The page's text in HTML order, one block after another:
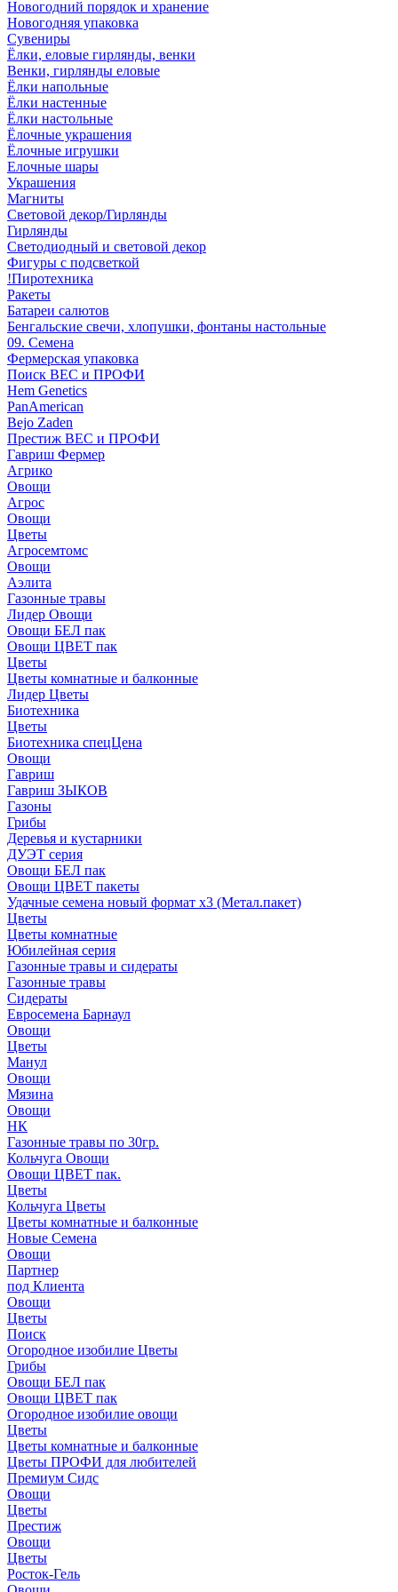
Новогодний порядок и хранение
Новогодняя упаковка
Сувениры
Ёлки, еловые гирлянды, венки
Венки, гирлянды еловые
Ёлки напольные
Ёлки настенные
Ёлки настольные
Ёлочные украшения
Ёлочные игрушки
Елочные шары
Украшения
Магниты
Световой декор/Гирлянды
Гирлянды
Светодиодный и световой декор
Фигуры с подсветкой
!Пиротехника
Ракеты
Батареи салютов
Бенгальские свечи, хлопушки, фонтаны настольные
09. Семена
Фермерская упаковка
Поиск ВЕС и ПРОФИ
Hem Genetics
PanAmerican
Bejo Zaden
Престиж ВЕС и ПРОФИ
Гавриш Фермер
Агрико
Овощи
Агрос
Овощи
Цветы
Агросемтомс
Овощи
Аэлита
Газонные травы
Лидер Овощи
Овощи БЕЛ пак
Овощи ЦВЕТ пак
Цветы
Цветы комнатные и балконные
Лидер Цветы
Биотехника
Цветы
Биотехника спецЦена
Овощи
Гавриш
Гавриш ЗЫКОВ
Газоны
Грибы
Деревья и кустарники
ДУЭТ серия
Овощи БЕЛ пак
Овощи ЦВЕТ пакеты
Удачные семена новый формат х3 (Метал.пакет)
Цветы
Цветы комнатные
Юбилейная серия
Газонные травы и сидераты
Газонные травы
Сидераты
Евросемена Барнаул
Овощи
Цветы
Манул
Овощи
Мязина
Овощи
НК
Газонные травы по 30гр.
Кольчуга Овощи
Овощи ЦВЕТ пак.
Цветы
Кольчуга Цветы
Цветы комнатные и балконные
Новые Семена
Овощи
Партнер
под Клиента
Овощи
Цветы
Поиск
Огородное изобилие Цветы
Грибы
Овощи БЕЛ пак
Овощи ЦВЕТ пак
Огородное изобилие овощи
Цветы
Цветы комнатные и балконные
Цветы ПРОФИ для любителей
Премиум Сидс
Овощи
Цветы
Престиж
Овощи
Цветы
Росток-Гель